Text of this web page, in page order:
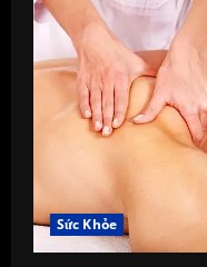
Sức Khỏe